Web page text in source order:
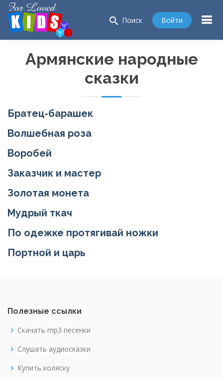
search Поиск Войти
Армянские народные
сказки
Братец-барашек
Волшебная роза
Воробей
Заказчик и мастер
Золотая монета
Мудрый ткач
По одежке протягивай ножки
Портной и царь
Полезные ссылки
Скачать mp3 песенки
Слушать аудиосказки
Купить коляску